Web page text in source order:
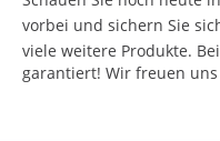
vorbei und sichern Sie
viele weitere Produkte.
garantiert! Wir freuen uns